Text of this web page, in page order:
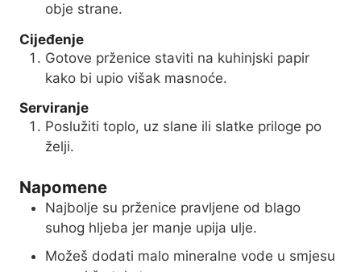
obje strane.
Cijeđenje
Gotove prženice staviti na kuhinjski papir
kako bi upio višak masnoće.
Serviranje
Poslužiti toplo, uz slane ili slatke priloge po
želji.
Napomene
Najbolje su prženice pravljene od blago
suhog hljeba jer manje upija ulje.
Možeš dodati malo mineralne vode u smjesu